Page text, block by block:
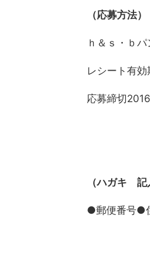
（応募方法）
ｈ＆ｓ・ｂ
レシート有
応募締切
（ハガキ 記
●郵便番号●